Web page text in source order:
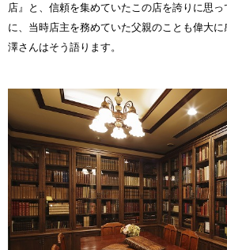
店』と、信頼を集めていたこの店を誇りに思
に、当時店主を務めていた父親のことも偉大
澤さんはそう語ります。